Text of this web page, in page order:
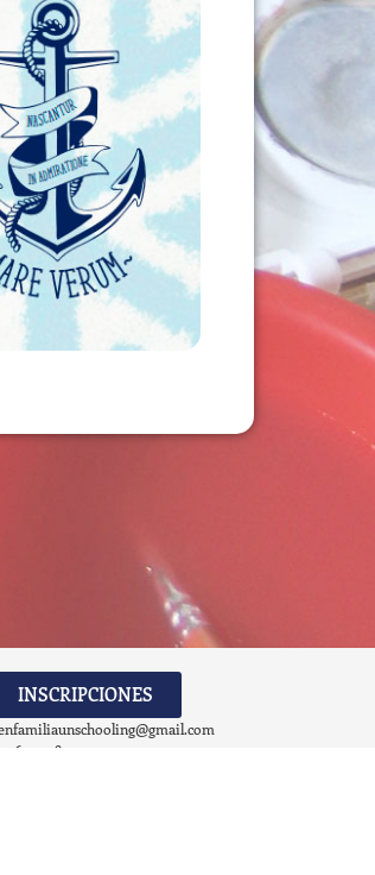
2 | 8° AÑO
USD 549,00
AL CARRITO
INSCRIPCIONES
671-0389